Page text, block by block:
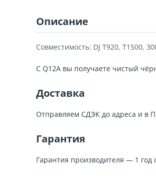
Описание
Совместимость: DJ T920, T1500,
С Q12A вы получаете чистый
Доставка
Отправляем СДЭК до адреса и в
Гарантия
Гарантия производителя — 1